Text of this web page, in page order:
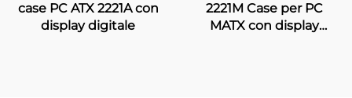
case PC ATX 2221A con
display digitale
2221M Case per PC
MATX con display